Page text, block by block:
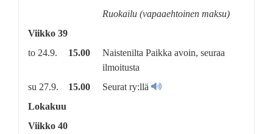
Ruokailu (vapaaehtoinen maksu)
Viikko 39
to 24.9.
15.00
Naistenilta Paikka avoin, seuraa
ilmoitusta
su 27.9.
15.00
Seurat ry:llä
Lokakuu
Viikko 40